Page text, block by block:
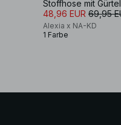
Stoffhose mit Gürtel
48,96 EUR 69,95
Alexia x NA-KD
1 Farbe